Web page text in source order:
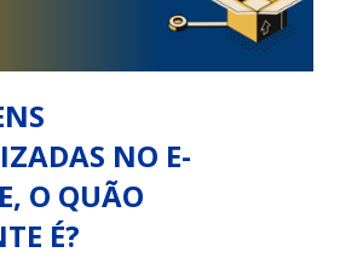
NO E-
O QUÃO
É?